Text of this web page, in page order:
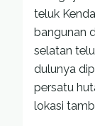
teluk
bangunan
selatan
dulunya
persatu
lokasi